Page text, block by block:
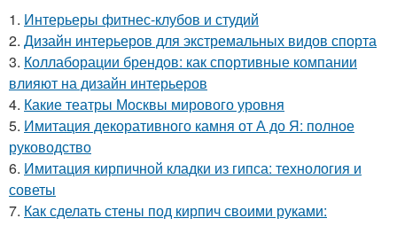
1. Интерьеры фитнес-клубов и студий
2. Дизайн интерьеров для экстремальных видов спорта
3. Коллаборации брендов: как спортивные компании
влияют на дизайн интерьеров
4. Какие театры Москвы мирового уровня
5. Имитация декоративного камня от А до Я: полное
руководство
6. Имитация кирпичной кладки из гипса: технология и
советы
7. Как сделать стены под кирпич своими руками: